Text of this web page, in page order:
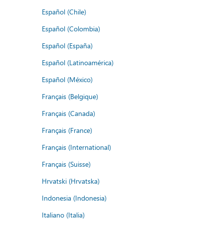
Español (Chile)
Español (Colombia)
Español (España)
Español (Latinoamérica)
Español (México)
Français (Belgique)
Français (Canada)
Français (France)
Français (International)
Français (Suisse)
Hrvatski (Hrvatska)
Indonesia (Indonesia)
Italiano (Italia)